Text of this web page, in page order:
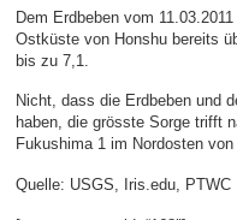
Dem Erdbeben vom
Ostküste von Honshu bereits
bis zu 7,1.
Nicht, dass die Erdbeben und
haben, die grösste Sorge trifft
Fukushima 1 im Nordosten von
Quelle: USGS, Iris.edu, PTWC